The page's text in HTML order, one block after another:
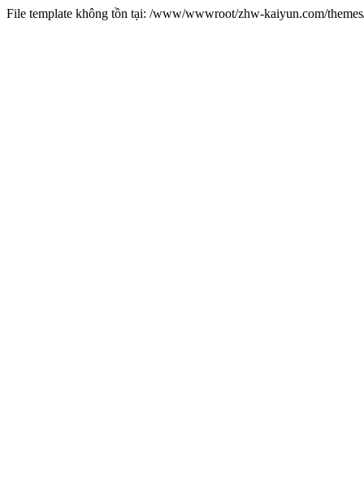
File template không tồn tại: /www/wwwroot/zhw-kaiyun.com/